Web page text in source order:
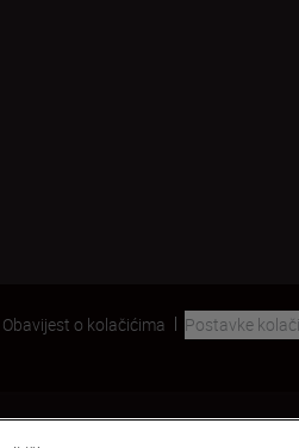
Obavijest o kolačićima
Postavke